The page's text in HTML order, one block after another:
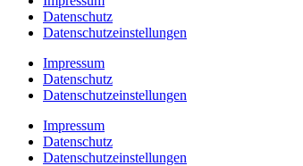
Datenschutz
Datenschutzeinstellungen
Impressum
Datenschutz
Datenschutzeinstellungen
Impressum
Datenschutz
Datenschutzeinstellungen